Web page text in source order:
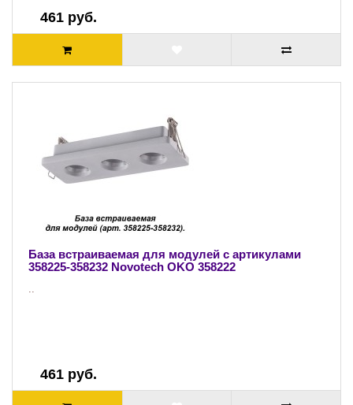
461 руб.
База встраиваемая для модулей с артикулами
358225-358232 Novotech OKO 358222
..
461 руб.